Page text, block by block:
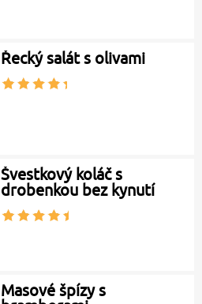
Řecký salát s olivami
Švestkový koláč s
drobenkou bez kynutí
Masové špízy s